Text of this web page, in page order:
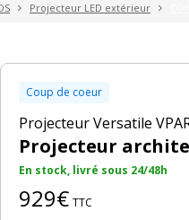
Projecteur LED extérieur
Coup de coeur
Projecteur Versatile
Projecteur
En stock, livré sous 24/48h
929€ TTC